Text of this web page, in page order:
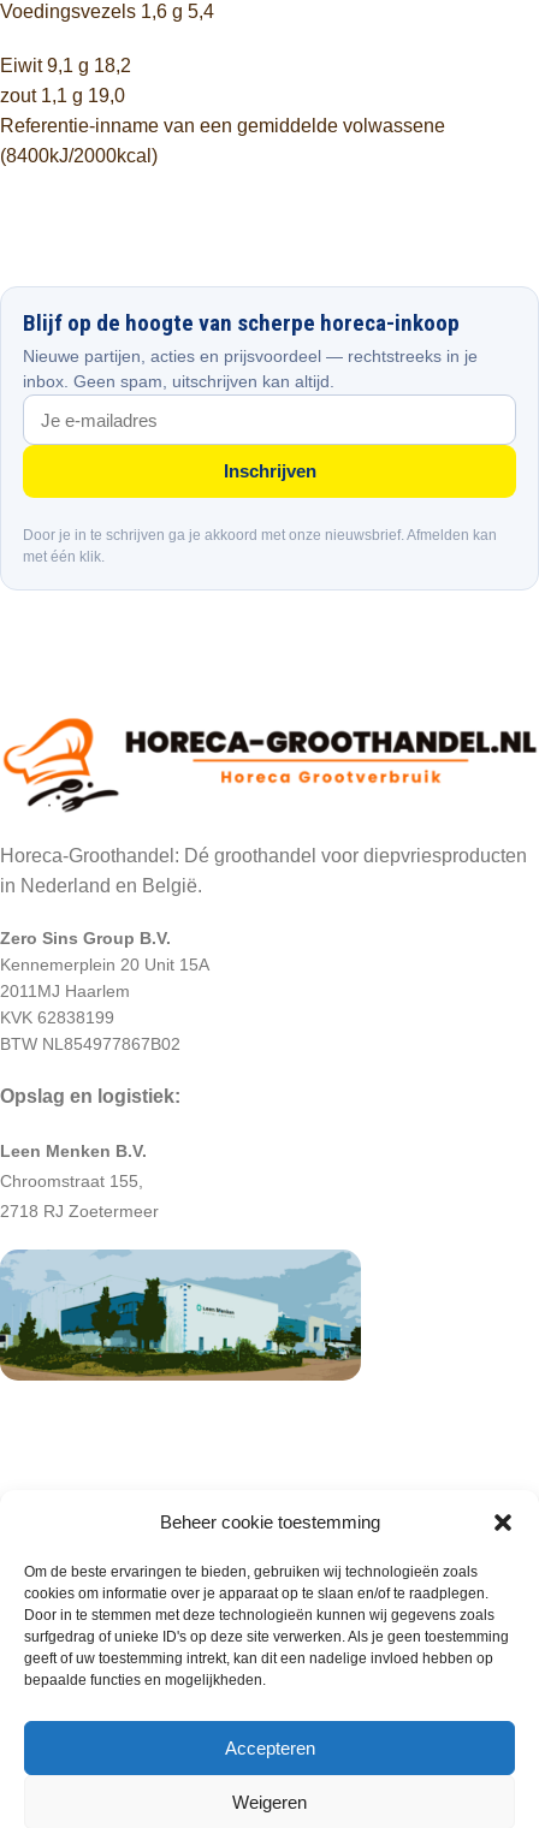
Beheer cookie toestemming
Om de beste ervaringen te bieden, gebruiken wij technologieën zoals
cookies om informatie over je apparaat op te slaan en/of te raadplegen.
Door in te stemmen met deze technologieën kunnen wij gegevens zoals
surfgedrag of unieke ID's op deze site verwerken. Als je geen toestemming
geeft of uw toestemming intrekt, kan dit een nadelige invloed hebben op
bepaalde functies en mogelijkheden.
Accepteren
Weigeren
Voedingsvezels 1,6 g 5,4
Eiwit 9,1 g 18,2
zout 1,1 g 19,0
Referentie-inname van een gemiddelde volwassene
(8400kJ/2000kcal)
Blijf op de hoogte van scherpe horeca-inkoop
Nieuwe partijen, acties en prijsvoordeel — rechtstreeks in je
inbox. Geen spam, uitschrijven kan altijd.
Inschrijven
Door je in te schrijven ga je akkoord met onze nieuwsbrief. Afmelden kan
met één klik.
Horeca-Groothandel: Dé groothandel voor diepvriesproducten
in Nederland en België.
Zero Sins Group B.V.
Kennemerplein 20 Unit 15A
2011MJ Haarlem
KVK 62838199
BTW NL854977867B02
Opslag en logistiek:
Leen Menken B.V.
Chroomstraat 155,
2718 RJ Zoetermeer
Wie zijn wij
Contact met onze inkoop
Klantenservice
Annuleer & Retourbeleid
Horeca-Groothandel